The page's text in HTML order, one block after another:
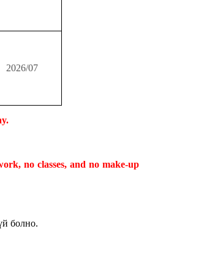
2026/07
no classes, and no make-up
болно.